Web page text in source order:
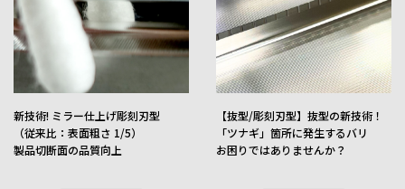
彫刻･ミラー刃型
詳細
精密抜き型
詳細
新技術! ミラー仕上げ彫刻刃型
（従来比：表面粗さ 1/5）
製品切断面の品質向上
【抜型/彫刻刃型】抜型の新技術！
「ツナギ」箇所に発生するバリ
お困りではありませんか？